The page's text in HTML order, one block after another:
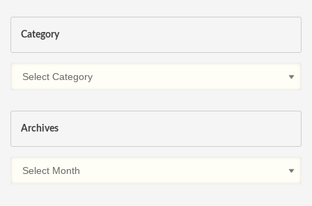
Category
Archives